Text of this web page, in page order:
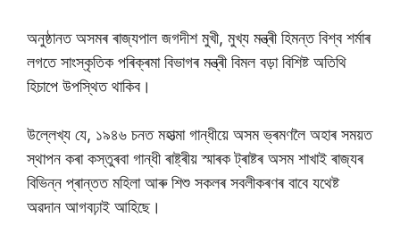
অনুষ্ঠানত অসমৰ ৰাজ্যপাল জগদীশ মুখী, মুখ্য মন্ত্ৰী হিমন্ত বিশ্ব শৰ্মাৰ
লগতে সাংস্কৃতিক পৰিক্ৰমা বিভাগৰ মন্ত্ৰী বিমল বড়া বিশিষ্ট অতিথি
হিচাপে উপস্থিত থাকিব।
উল্লেখ্য যে, ১৯৪৬ চনত মহাত্মা গান্ধীয়ে অসম ভ্ৰমণলৈ অহাৰ সময়ত
স্থাপন কৰা কস্তুৰবা গান্ধী ৰাষ্ট্ৰীয় স্মাৰক ট্ৰাষ্টৰ অসম শাখাই ৰাজ্যৰ
বিভিন্ন প্ৰান্তত মহিলা আৰু শিশু সকলৰ সবলীকৰণৰ বাবে যথেষ্ট
অৱদান আগবঢ়াই আহিছে।